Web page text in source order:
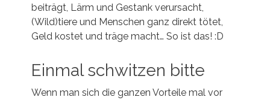
beiträgt, Lärm und Gestank verursacht,
(Wild)tiere und Menschen ganz direkt tötet,
Geld kostet und träge macht… So ist das! :D
Einmal schwitzen bitte
Wenn man sich die ganzen Vorteile mal vor